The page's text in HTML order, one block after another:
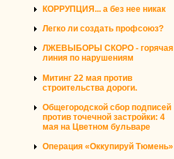
КОРРУПЦИЯ... а без нее никак
Легко ли создать профсоюз?
ЛЖЕВЫБОРЫ СКОРО - горячая
линия по нарушениям
Митинг 22 мая против
строительства дороги.
Общегородской сбор подписей
против точечной застройки: 4
мая на Цветном бульваре
Операция «Оккупируй Тюмень»